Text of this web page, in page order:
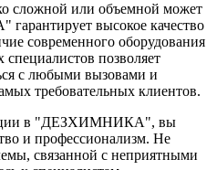
сложной или объемной может
высокое качество
современного оборудования
позволяет
с любыми вызовами и
требовательных клиентов.
в "ДЕЗХИМНИКА", вы
и профессионализм. Не
связанной с неприятными